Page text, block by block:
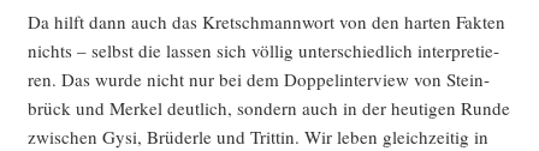
Da hilft dann auch das Kret­sch­mann­wort von den har­ten Fak­ten
nichts – selbst die las­sen sich völ­lig unter­schied­lich inter­pre­tie­
ren. Das wur­de nicht nur bei dem Dop­pel­in­ter­view von Stein­
brück und Mer­kel deut­lich, son­dern auch in der heu­ti­gen Run­de
zwi­schen Gysi, Brü­der­le und Trit­tin. Wir leben gleich­zei­tig in